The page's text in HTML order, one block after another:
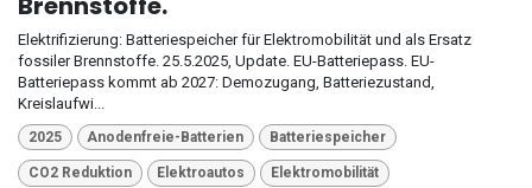
Elektrifizierung: Batteriespeicher für Elektromobilität und als Ersatz
fossiler Brennstoffe. 25.5.2025, Update. EU-Batteriepass. EU-
Batteriepass kommt ab 2027: Demozugang, Batteriezustand,
Kreislaufwi...
2025 Anodenfreie-Batterien Batteriespeicher
CO2 Reduktion Elektroautos Elektromobilität